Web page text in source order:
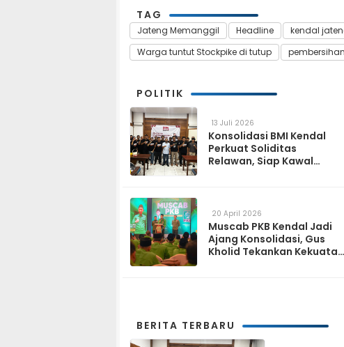
TAG
Jateng Memanggil Headline kendal
Warga tuntut Stockpike di tutup
POLITIK
13 Juli 2026
Konsolidasi BMI Kendal
Perkuat Soliditas
Relawan, Siap Kawal
20 April 2026
Muscab PKB Kendal Jadi
Ajang Konsolidasi, Gus
Kholid Tekankan Kekuatan
BERITA TERBARU